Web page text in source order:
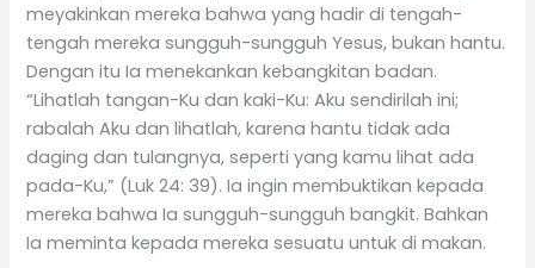
meyakinkan mereka bahwa yang hadir di tengah-
tengah mereka sungguh-sungguh Yesus, bukan hantu.
Dengan itu Ia menekankan kebangkitan badan.
“Lihatlah tangan-Ku dan kaki-Ku: Aku sendirilah ini;
rabalah Aku dan lihatlah, karena hantu tidak ada
daging dan tulangnya, seperti yang kamu lihat ada
pada-Ku,” (Luk 24: 39). Ia ingin membuktikan kepada
mereka bahwa Ia sungguh-sungguh bangkit. Bahkan
Ia meminta kepada mereka sesuatu untuk di makan.